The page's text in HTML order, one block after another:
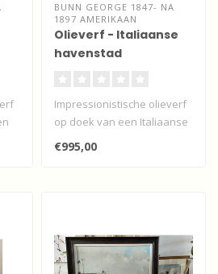
BUNN GEORGE 1847- NA
1897 AMERIKAAN
Olieverf - Italiaanse
havenstad
Impressionistische olieverf
op doek van een Italiaanse
havenstad door George
€995,00